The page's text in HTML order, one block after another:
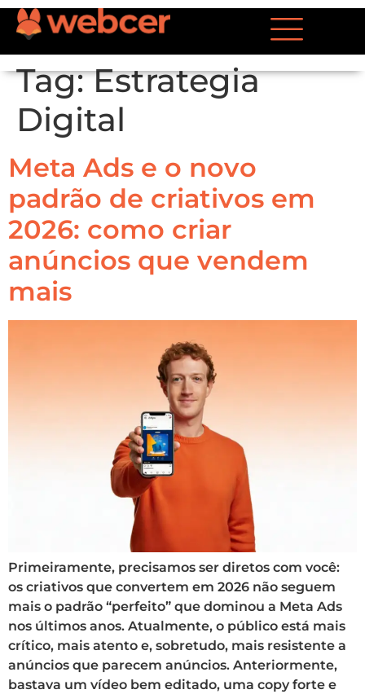
Tag:Estrategia
Digital
Meta Ads e o novo
padrão de criativos em
2026: como criar
anúncios que vendem
mais
Primeiramente, precisamos ser diretos com você:
os criativos que convertem em 2026 não seguem
mais o padrão “perfeito” que dominou a Meta Ads
nos últimos anos. Atualmente, o público está mais
crítico, mais atento e, sobretudo, mais resistente a
anúncios que parecem anúncios. Anteriormente,
bastava um vídeo bem editado, uma copy forte e